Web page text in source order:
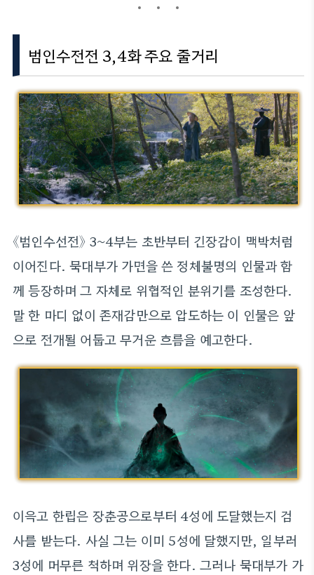
범인수전전 3,4화 주요 줄거리
《범인수선전》 3~4부는 초반부터 긴장감이 맥박처럼
이어진다. 묵대부가 가면을 쓴 정체불명의 인물과 함
께 등장하며 그 자체로 위협적인 분위기를 조성한다.
말 한 마디 없이 존재감만으로 압도하는 이 인물은 앞
으로 전개될 어둡고 무거운 흐름을 예고한다.
이윽고 한립은 장춘공으로부터 4성에 도달했는지 검
사를 받는다. 사실 그는 이미 5성에 달했지만, 일부러
3성에 머무른 척하며 위장을 한다. 그러나 묵대부가 가